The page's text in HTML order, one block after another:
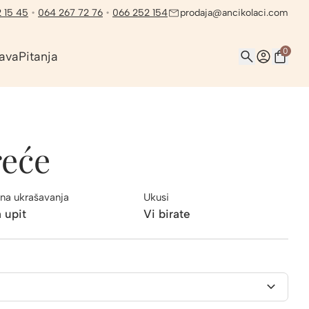
15 45 • 064 267 72 76 • 066 252 154 prodaja@ancikolaci.com
Pitanja 0
ukrašavanja
upit
Ukusi
Vi birate